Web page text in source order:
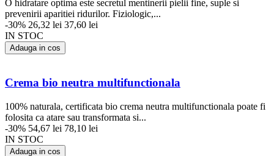
O hidratare optima este secretul mentinerii pielii fine, suple si
prevenirii aparitiei ridurilor. Fiziologic,...
-30% 26,32 lei 37,60 lei
IN STOC
Adauga in cos
Crema bio neutra multifunctionala
100% naturala, certificata bio crema neutra multifunctionala poate fi
folosita ca atare sau transformata si...
-30% 54,67 lei 78,10 lei
IN STOC
Adauga in cos